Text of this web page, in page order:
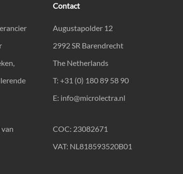
Contact
Augustapolder 12
2992 SR Barendrecht
The Netherlands
T: +31 (0) 180 89 58 90
E: info@microlectra.nl
COC: 23082671
VAT: NL818593520B01